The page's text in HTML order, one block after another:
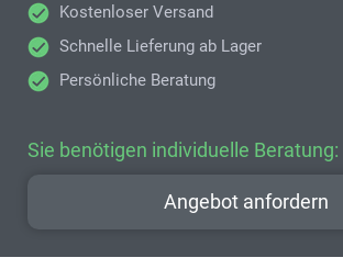
Kostenloser Versand
Schnelle Lieferung ab Lager
Persönliche Beratung
Sie benötigen individuelle Beratung:
Angebot anfordern